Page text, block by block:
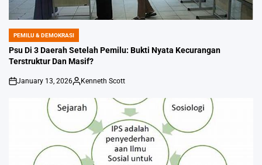
POSTED
IN
PEMILU & DEMOKRASI
Psu Di 3 Daerah Setelah Pemilu: Bukti Nyata Kecurangan
Terstruktur Dan Masif?
on
January 13, 2026
Posted
Kenneth Scott